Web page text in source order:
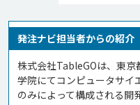
発注ナビ担当者からの紹介
株式会社TableGOは、東
学院にてコンピュータサイ
のみによって構成される開